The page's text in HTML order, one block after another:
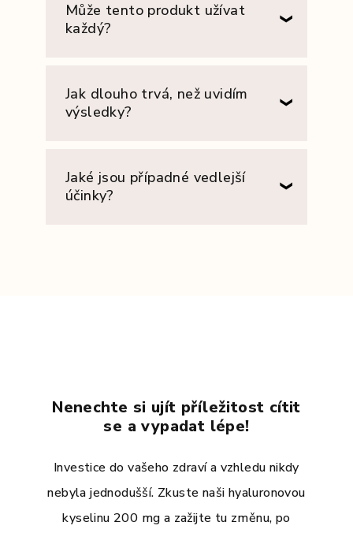
Může tento produkt užívat
každý?
Jak dlouho trvá, než uvidím
výsledky?
Jaké jsou případné vedlejší
účinky?
Nenechte si ujít příležitost cítit
se a vypadat lépe!
Investice do vašeho zdraví a vzhledu nikdy
nebyla jednodušší. Zkuste naši hyaluronovou
kyselinu 200 mg a zažijte tu změnu, po